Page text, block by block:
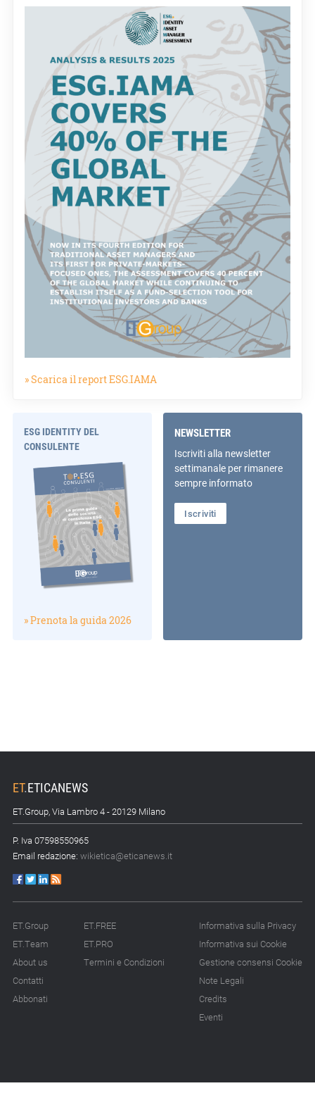
» Scarica il report ESG.IAMA
ESG IDENTITY DEL
CONSULENTE
» Prenota la guida 2026
NEWSLETTER
Iscriviti alla newsletter
settimanale per rimanere
sempre informato
Iscriviti
ET.ETICANEWS
ET.Group, Via Lambro 4 - 20129 Milano
P. Iva 07598550965
Email redazione: wikietica@eticanews.it
ET.Group
ET.Team
About us
Contatti
Abbonati
ET.FREE
ET.PRO
Termini e Condizioni
Informativa sulla Privacy
Informativa sui Cookie
Gestione consensi Cookie
Note Legali
Credits
Eventi